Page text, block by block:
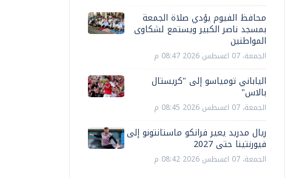
محافظ الفيوم يؤدي صلاة الجمعة
بمسجد ناصر الكبير ويستمع لشكاوى
المواطنين
الجمعة، 07 اغسطس 2026 08:47 م
الياباني تومياسو إلى "كريستال
بالاس"
الجمعة، 07 اغسطس 2026 08:45 م
ريال مدريد يعير فرانكو ماستانتونو إلى
فيورنتينا حتى 2027
الجمعة، 07 اغسطس 2026 08:42 م